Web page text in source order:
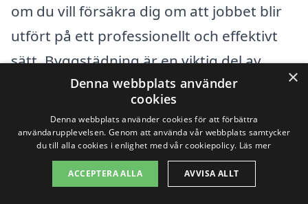
om du vill försäkra dig om att jobbet blir
utfört på ett professionellt och effektivt
sätt. Byggstädning är en viktig del av
varje byggprojekt, och det är avgörande
att ytorna rengörs noggrant efter
byggarbete för att skapa en säker och
trivsam miljö. Genom att anlita ett
professionellt städföretag kan du spara
×
Denna webbplats använder
cookies
Denna webbplats använder cookies för att förbättra
användarupplevelsen. Genom att använda vår webbplats samtycker
du till alla cookies i enlighet med vår cookiepolicy. Läs mer
ACCEPTERA ALLA AVVISA ALLT